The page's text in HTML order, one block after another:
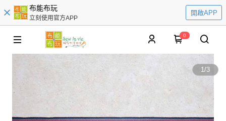
布能布玩
立刻使用官方APP
開啟APP
0
1/3